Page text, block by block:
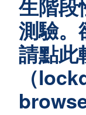
生階段
測驗
請點此
（